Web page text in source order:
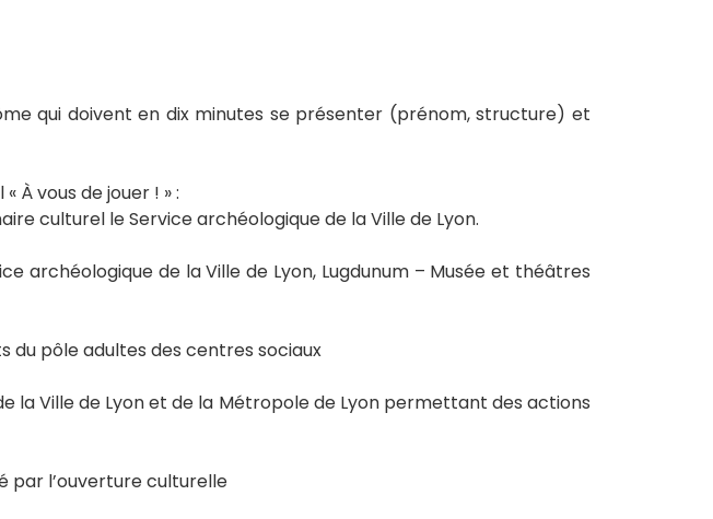
qui doivent en dix minutes se présenter (prénom, structure) et
vous de jouer ! » :
culturel le Service archéologique de la Ville de Lyon.
archéologique de la Ville de Lyon, Lugdunum – Musée et théâtres
du pôle adultes des centres sociaux
Ville de Lyon et de la Métropole de Lyon permettant des actions
par l’ouverture culturelle